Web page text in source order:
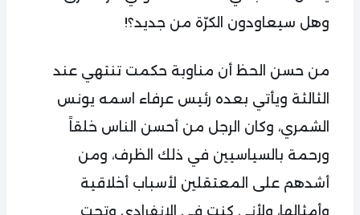
وهل سيعاودون الكرّة من جديد؟!
من حسن الحظ أن مناوبة حكمت تنتهي عند
الثالثة ويأتي بعده رئيس عرفاء اسمه يونس
الشمري، وكان الرجل من أحسن الناس خلقاً
ورحمة بالسياسيين في ذلك الظرف، ومن
أشدهم على المعتقلين لأسباب أخلاقية
وأمثالها، ولأني كنت في الإنفرادي وتحت